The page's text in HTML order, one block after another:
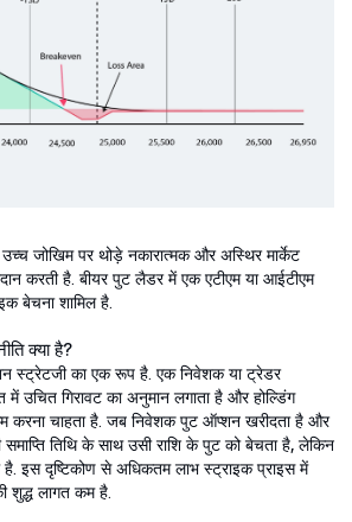
जोखिम पर थोड़े नकारात्मक और अस्थिर मार्केट
करती है. बीयर पुट लैडर में एक एटीएम या आईटीएम
बेचना शामिल है.
क्या है?
स्ट्रेटजी का एक रूप है. एक निवेशक या ट्रेडर
में उचित गिरावट का अनुमान लगाता है और होल्डिंग
करना चाहता है. जब निवेशक पुट ऑप्शन खरीदता है और
तिथि के साथ उसी राशि के पुट को बेचता है, लेकिन
है. इस दृष्टिकोण से अधिकतम लाभ स्ट्राइक प्राइस में
शुद्ध लागत कम है.